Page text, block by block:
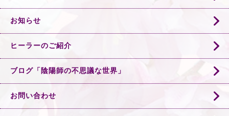
お知らせ
ヒーラーのご紹介
ブログ「陰陽師の不思議な世界」
お問い合わせ